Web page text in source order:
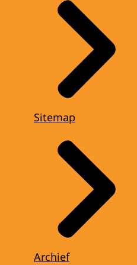
Sitemap
Archief